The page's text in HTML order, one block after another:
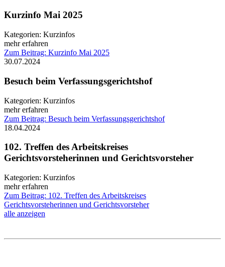
Kurzinfo Mai 2025
Kategorien: Kurzinfos
mehr erfahren
Zum Beitrag: Kurzinfo Mai 2025
30.07.2024
Besuch beim Verfassungsgerichtshof
Kategorien: Kurzinfos
mehr erfahren
Zum Beitrag: Besuch beim Verfassungsgerichtshof
18.04.2024
102. Treffen des Arbeitskreises
Gerichtsvorsteherinnen und Gerichtsvorsteher
Kategorien: Kurzinfos
mehr erfahren
Zum Beitrag: 102. Treffen des Arbeitskreises
Gerichtsvorsteherinnen und Gerichtsvorsteher
alle anzeigen